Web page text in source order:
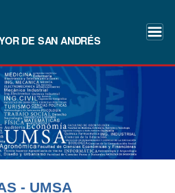
DE SAN ANDRÉS
- UMSA